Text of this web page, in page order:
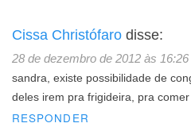
Cissa Christófaro disse:
28 de dezembro de 2012 às 16:26
sandra, existe possibilidade de
deles irem pra frigideira, pra
RESPONDER